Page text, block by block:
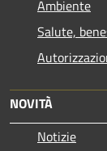
Ambiente
Salute,
NOVITÀ
Notizie